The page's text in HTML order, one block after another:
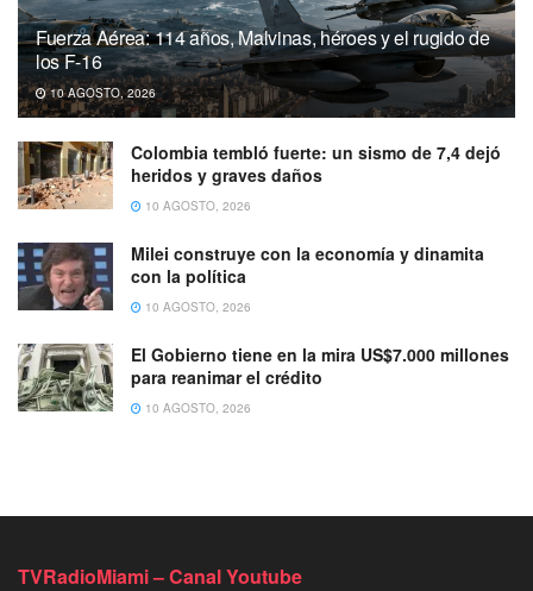
Fuerza Aérea: 114 años, Malvinas, héroes y el rugido de
los F-16
10 AGOSTO, 2026
Colombia tembló fuerte: un sismo de 7,4 dejó
heridos y graves daños
10 AGOSTO, 2026
Milei construye con la economía y dinamita
con la política
10 AGOSTO, 2026
El Gobierno tiene en la mira US$7.000 millones
para reanimar el crédito
10 AGOSTO, 2026
TVRadioMiami – Canal Youtube